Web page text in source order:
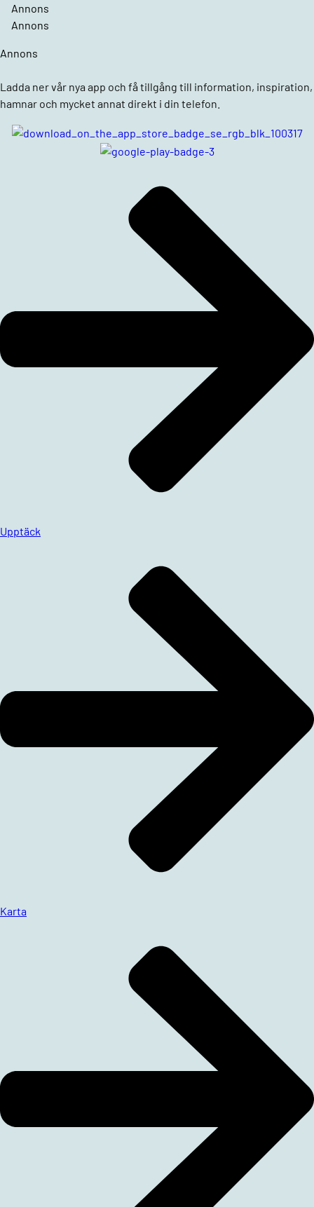
Annons
Annons
Annons
Ladda ner vår nya app och få tillgång till information, inspiration,
hamnar och mycket annat direkt i din telefon.
Upptäck
Karta